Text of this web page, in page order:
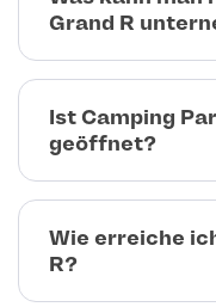
Grand R
Ist Camping
geöffnet?
Wie erreiche
R?